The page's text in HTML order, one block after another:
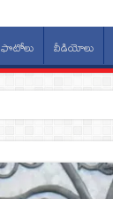
ఫొటోలు వీడియోలు